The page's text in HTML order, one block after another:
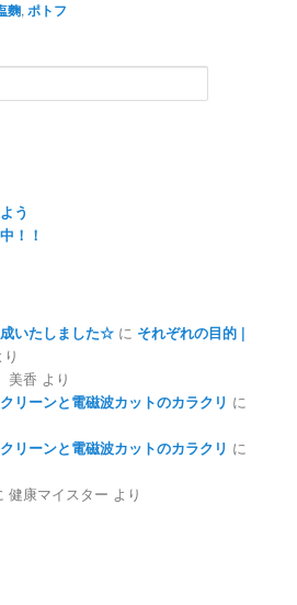
麴, ポトフ
う
！！
いたしました☆ に それぞれの目的 |
美香 より
リーンと電磁波カットのカラクリ に
リーンと電磁波カットのカラクリ に
健康マイスター より